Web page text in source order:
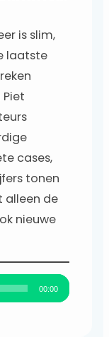
is slim,
laatste
cases,
tonen
alleen de
nieuwe
00:00